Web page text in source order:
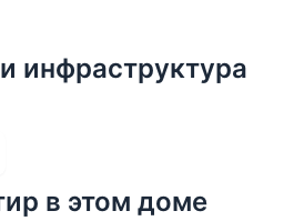
инфраструктура
в этом доме